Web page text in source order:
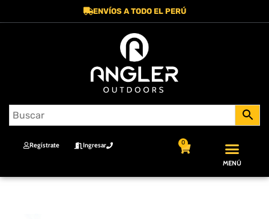
ENVÍOS A TODO EL PERÚ
Regístrate Ingresar 0
MENÚ